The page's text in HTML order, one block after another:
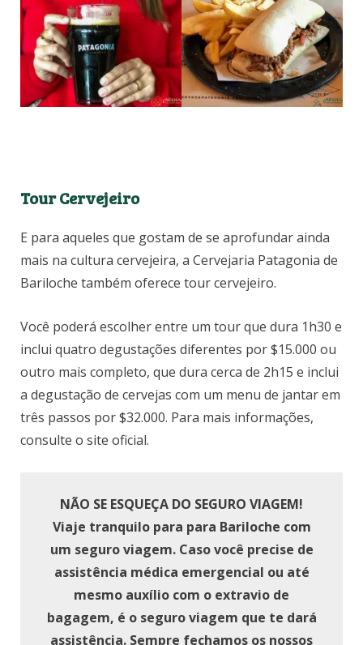
Tour Cervejeiro
E para aqueles que gostam de se aprofundar ainda
mais na cultura cervejeira, a Cervejaria Patagonia de
Bariloche também oferece tour cervejeiro.
Você poderá escolher entre um tour que dura 1h30 e
inclui quatro degustações diferentes por $15.000 ou
outro mais completo, que dura cerca de 2h15 e inclui
a degustação de cervejas com um menu de jantar em
três passos por $32.000. Para mais informações,
consulte o site oficial.
NÃO SE ESQUEÇA DO SEGURO VIAGEM!
Viaje tranquilo para para Bariloche com
um seguro viagem. Caso você precise de
assistência médica emergencial ou até
mesmo auxílio com o extravio de
bagagem, é o seguro viagem que te dará
assistência. Sempre fechamos os nossos